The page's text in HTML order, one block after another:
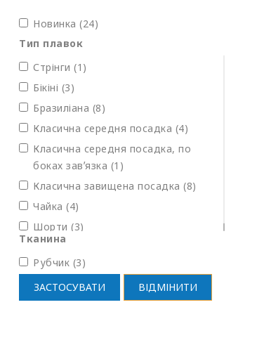
Новинка (24)
Тип плавок
Стрінги (1)
Бікіні (3)
Бразиліана (8)
Класична середня посадка (4)
Класична середня посадка, по
боках завʼязка (1)
Класична завищена посадка (8)
Чайка (4)
Шорти (3)
Тканина
Рубчик (3)
ЗАСТОСУВАТИ
ВІДМІНИТИ